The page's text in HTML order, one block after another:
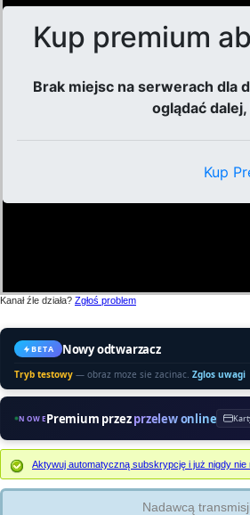
Kanał źle działa? Zgłoś problem
BETA Nowy odtwarzacz
Tryb testowy — obraz moze sie zacinac. Zglos uwagi
NOWEPremium przezprzelew online
Aktywuj automatyczną subskrypcję i już nigdy
Nadawcą